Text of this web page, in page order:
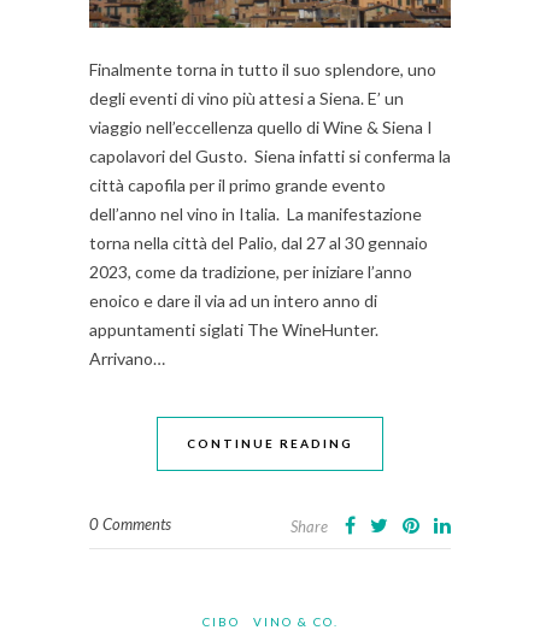
Finalmente torna in tutto il suo splendore, uno
degli eventi di vino più attesi a Siena. E’ un
viaggio nell’eccellenza quello di Wine & Siena I
capolavori del Gusto. Siena infatti si conferma la
città capofila per il primo grande evento
dell’anno nel vino in Italia. La manifestazione
torna nella città del Palio, dal 27 al 30 gennaio
2023, come da tradizione, per iniziare l’anno
enoico e dare il via ad un intero anno di
appuntamenti siglati The WineHunter.
Arrivano…
CONTINUE READING
0 Comments Share
CIBO VINO & CO.